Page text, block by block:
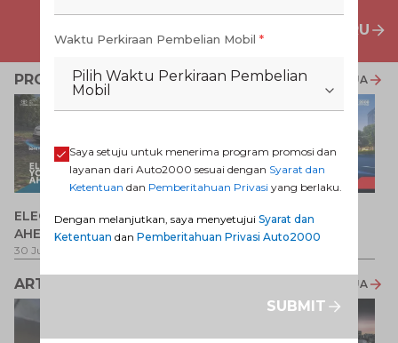
PENAWARAN MOBIL BARU
PROMO TERKAIT LIHAT SEMUA
ELECTRIFY YOUR PATH
AHEAD
30 Jul 2026
Promo Veloz HEV
ARTIKEL LAINNYA LIHAT SEMUA
Waktu Perkiraan Pembelian Mobil *
Pilih Waktu Perkiraan Pembelian
Mobil
Saya setuju untuk menerima program promosi dan
layanan dari Auto2000 sesuai dengan Syarat dan
Ketentuan dan Pemberitahuan Privasi yang berlaku.
Dengan melanjutkan, saya menyetujui Syarat dan
Ketentuan dan Pemberitahuan Privasi Auto2000
SUBMIT